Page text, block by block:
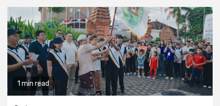
1 min read